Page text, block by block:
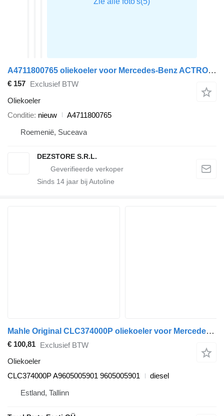
A4711800765 oliekoeler voor Mercedes-Benz ACTROS MP4 trekker
€ 157
Exclusief BTW
Oliekoeler
Conditie nieuw
A4711800765
Roemenië, Suceava
DEZSTORE S.R.L.
Sinds 14 jaar bij Autoline
Mahle Original CLC374000P oliekoeler voor Mercedes-Benz Actros MP5 (2019) trekker
€ 100,81 Exclusief BTW
Oliekoeler
CLC374000P A9605005901 9605005901
diesel
Estland, Tallinn